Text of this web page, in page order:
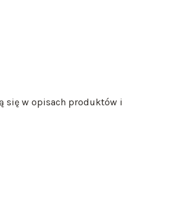
się w opisach produktów i